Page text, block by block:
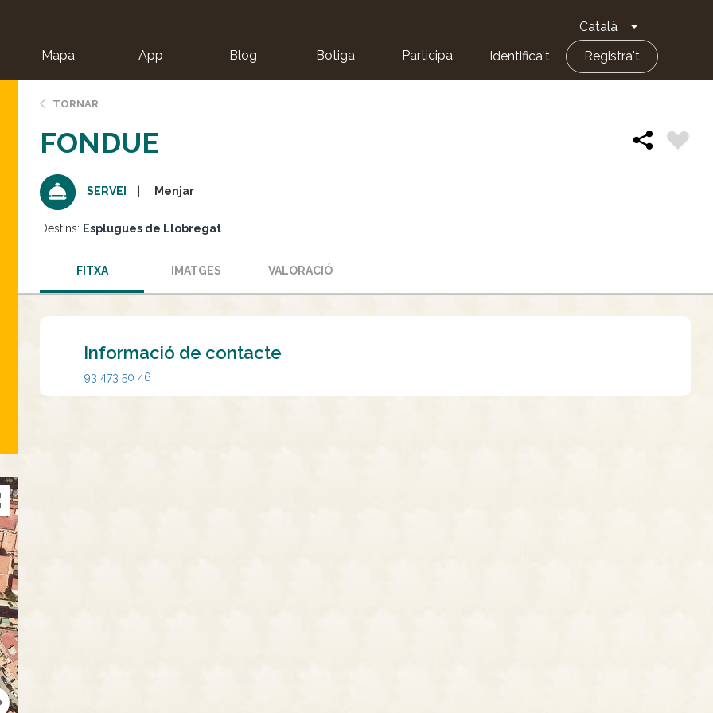
Català Toggle
Mapa App Blog Botiga Participa Identifica't Registra't
TORNAR
FONDUE
SERVEI Menjar
Destins: Esplugues de Llobregat
FITXA IMATGES VALORACIÓ
Informació de contacte
93 473 50 46